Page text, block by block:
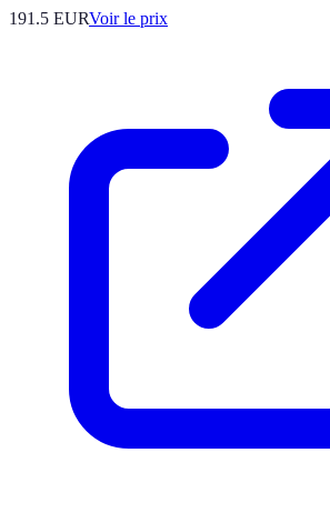
191.5 EURVoir le prix